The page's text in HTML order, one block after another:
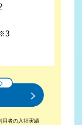
用者の入社実績